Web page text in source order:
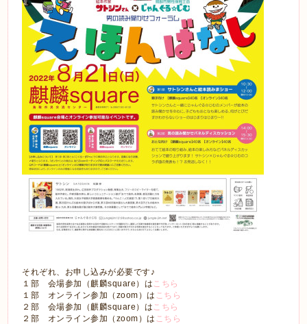
それぞれ、お申し込みが必要です♪
１部 会場参加（麒麟square）はこちら
１部 オンライン参加（zoom）は こちら
２部 会場参加（麒麟square）はこちら
２部 オンライン参加（zoom）は こちら